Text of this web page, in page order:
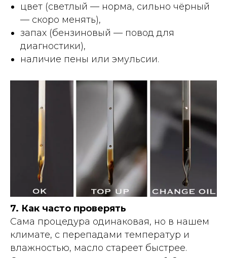
цвет (светлый — норма, сильно чёрный
— скоро менять),
запах (бензиновый — повод для
диагностики),
наличие пены или эмульсии.
7. Как часто проверять
Сама процедура одинаковая, но в нашем
климате, с перепадами температур и
влажностью, масло стареет быстрее.